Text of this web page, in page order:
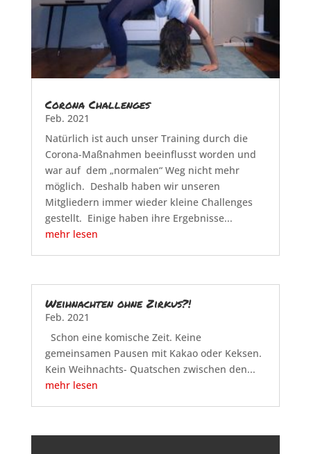
Corona Challenges
Feb. 2021
Natürlich ist auch unser Training durch die
Corona-Maßnahmen beeinflusst worden und
war auf dem „normalen“ Weg nicht mehr
möglich. Deshalb haben wir unseren
Mitgliedern immer wieder kleine Challenges
gestellt. Einige haben ihre Ergebnisse...
mehr lesen
Weihnachten ohne Zirkus?!
Feb. 2021
Schon eine komische Zeit. Keine
gemeinsamen Pausen mit Kakao oder Keksen.
Kein Weihnachts- Quatschen zwischen den...
mehr lesen